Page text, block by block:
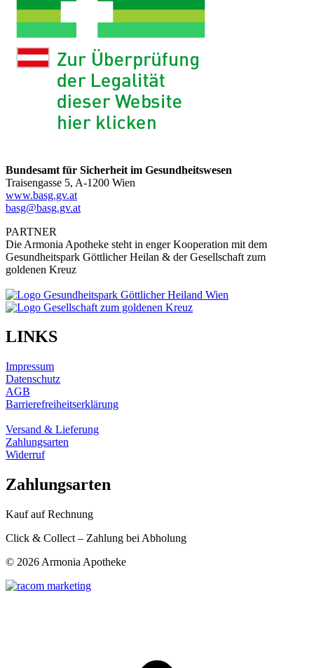
Bundesamt für Sicherheit im Gesundheitswesen
Traisengasse 5, A-1200 Wien
www.basg.gv.at
basg@basg.gv.at
PARTNER
Die Armonia Apotheke steht in enger Kooperation mit dem
Gesundheitspark Göttlicher Heilan & der Gesellschaft zum
goldenen Kreuz
LINKS
Impressum
Datenschutz
AGB
Barrierefreiheitserklärung
Versand & Lieferung
Zahlungsarten
Widerruf
Zahlungsarten
Kauf auf Rechnung
Click & Collect – Zahlung bei Abholung
© 2026 Armonia Apotheke